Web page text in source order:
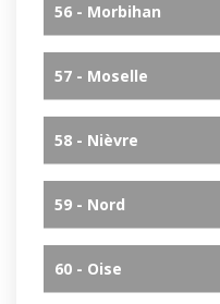
56 - Morbihan
57 - Moselle
58 - Nièvre
59 - Nord
60 - Oise